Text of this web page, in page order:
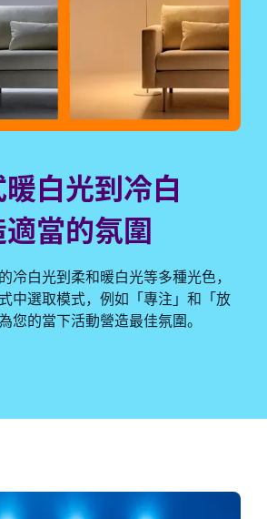
白光到冷白
當的氛圍
冷白光到柔和暖白光等多種光色，
中選取模式，例如「專注」和「放
您的當下活動營造最佳氛圍。